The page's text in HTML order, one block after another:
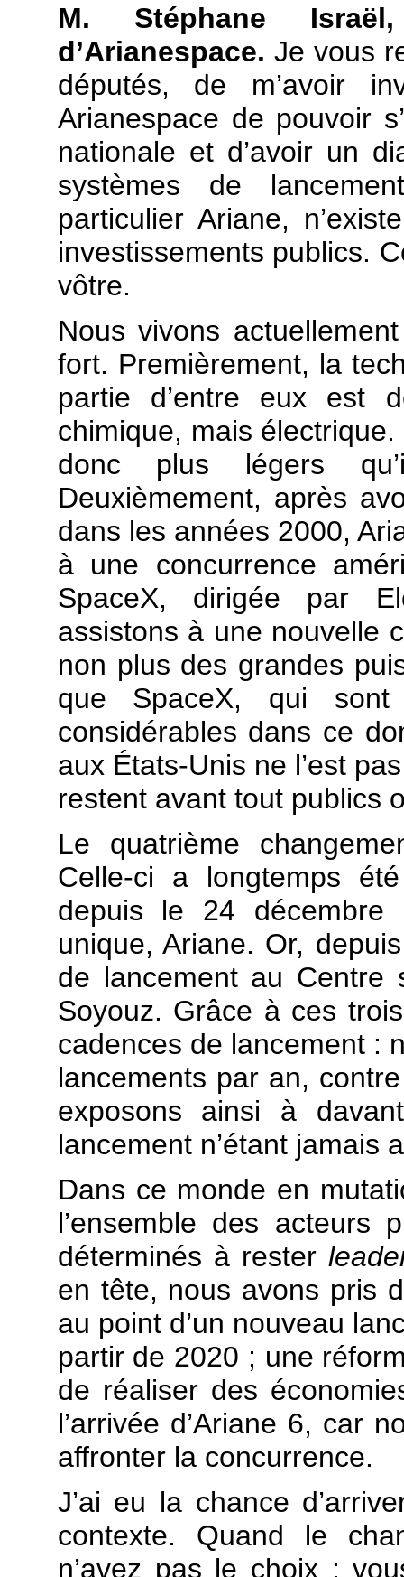
M. Stéphane Israël,
d’Arianespace. Je vous
députés, de m’avoir
Arianespace de pouvoir
nationale et d’avoir un
systèmes de
particulier Ariane,
investissements publics.
vôtre.
Nous vivons
fort. Premièrement, la
partie d’entre eux est
chimique, mais
donc plus légers
Deuxièmement, après
dans les années 2000,
à une concurrence
SpaceX, dirigée par
assistons à une nouvelle
non plus des grandes
que SpaceX, qui
considérables dans ce
aux États-Unis ne l’est
restent avant tout publics
Le quatrième
Celle-ci a longtemps
depuis le 24 décembre
unique, Ariane. Or,
de lancement au Centre
Soyouz. Grâce à ces
cadences de lancement :
lancements par an,
exposons ainsi à
lancement n’étant jamais
Dans ce monde en
l’ensemble des
déterminés à rester
en tête, nous avons pris
au point d’un nouveau
partir de 2020 ; une
de réaliser des
l’arrivée d’Ariane 6, car
affronter la concurrence.
J’ai eu la chance
contexte. Quand le
n’avez pas le choix :